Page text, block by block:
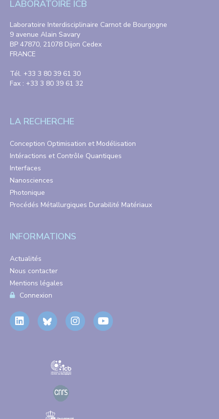
LABORATOIRE ICB
Laboratoire Interdisciplinaire Carnot de Bourgogne
9 avenue Alain Savary
BP 47870, 21078 Dijon Cedex
FRANCE
Tél. +33 3 80 39 61 30
Fax : +33 3 80 39 61 32
LA RECHERCHE
Conception Optimisation et Modélisation
Intéractions et Contrôle Quantiques
Interfaces
Nanosciences
Photonique
Procédés Métallurgiques Durabilité Matériaux
INFORMATIONS
Actualités
Nous contacter
Mentions légales
Connexion